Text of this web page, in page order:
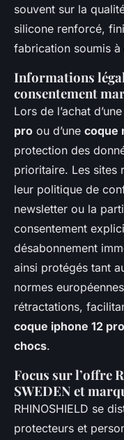
souvent sur la
silicone renforcé,
fabrication soumis
Informations
consentement
Lors de l’achat d’une
pro ou d’une coque
protection des
prioritaire. Les sites
leur politique de
newsletter ou la
consentement
désabonnement
ainsi protégés tant
normes
rétractations,
coque iphone 12
chocs.
Focus sur l’offre
SWEDEN et
RHINOSHIELD se
protecteurs et